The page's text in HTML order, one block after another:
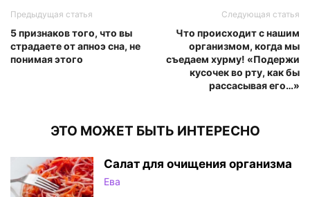
Предыдущая статья
5 признаков того, что вы
страдаете от апноэ сна, не
понимая этого
Следующая статья
Что происходит с нашим
организмом, когда мы
съедаем хурму! «Подержи
кусочек во рту, как бы
рассасывая его…»
ЭТО МОЖЕТ БЫТЬ ИНТЕРЕСНО
Салат для очищения организма
Ева